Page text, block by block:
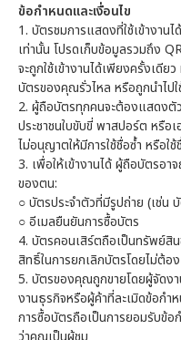
ข้อกำหนดและเงื่อนไข
1. บัตรชมการแสดงที่ใช้เข้างาน
เท่านั้น โปรดเก็บข้อมูลรวมถึง
จะถูกใช้เข้างานได้เพียงครั้งเดี
บัตรของคุณรั่วไหล หรือถูกนำไป
2. ผู้ถือบัตรทุกคนจะต้องแสดง
ประชาชนใบขับขี่ พาสปอร์ต หรือ
ไม่อนุญาตให้มีการใช้ชื่อซ้ำ หรือใช้
3. เพื่อให้เข้างานได้ ผู้ถือบัตรอ
ของตน:
○บัตรประจำตัวที่มีรูปถ่าย (เช่น
○อีเมลยืนยันการซื้อบัตร
4. บัตรคอนเสิร์ตถือเป็นทรัพย์สิ
สิทธิ์ในการยกเลิกบัตรโดยไม่ต้อ
5. บัตรของคุณถูกขายโดยผู้จัดง
งานธุรกิจหรือผู้ค้าที่ละเมิดข้อกำ
การซื้อบัตรถือเป็นการยอมรับข้อ